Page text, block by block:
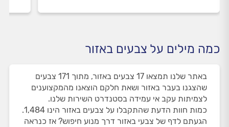
כמה מילים על צבעים באזור
באתר שלנו תמצאו 17 צבעים באזור, מתוך 171 צבעים
שהצגנו בעבר באזור ושאת חלקם הוצאנו מהמקצוענים
לצמיתות עקב אי עמידה בסטנדרט השירות שלנו.
כמות חוות הדעת שהתקבלו על צבעים באזור הינו 1,484.
הגעתם לדף של צבעי באזור דרך מנוע חיפוש? אז כנראה